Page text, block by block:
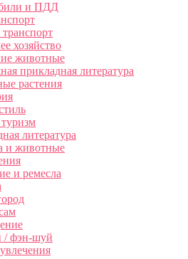
и ПДД
хозяйство
животные
прикладная литература
растения
литература
и животные
и ремесла
фэн-шуй